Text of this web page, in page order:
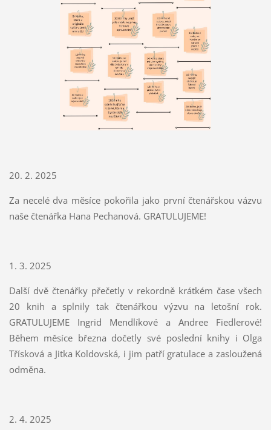
20. 2. 2025
Za necelé dva měsíce pokořila jako první čtenářskou vázvu
naše čtenářka Hana Pechanová. GRATULUJEME!
1. 3. 2025
Další dvě čtenářky přečetly v rekordně krátkém čase všech
20 knih a splnily tak čtenářkou výzvu na letošní rok.
GRATULUJEME Ingrid Mendlíkové a Andree Fiedlerové!
Během měsíce března dočetly své poslední knihy i Olga
Třísková a Jitka Koldovská, i jim patří gratulace a zasloužená
odměna.
2. 4. 2025